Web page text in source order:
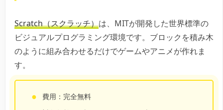
Scratch（スクラッチ）は、MITが開発した世界標準の
ビジュアルプログラミング環境です。ブロックを積み木
のように組み合わせるだけでゲームやアニメが作れま
す。
費用：完全無料